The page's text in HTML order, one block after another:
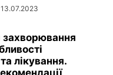
13.07.2023
захворювання
лікування.